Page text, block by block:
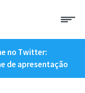
no Twitter:
de apresentação